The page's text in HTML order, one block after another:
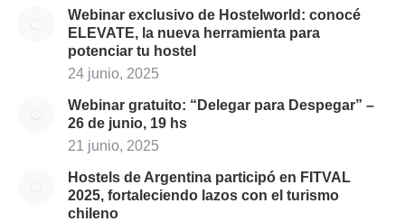
Webinar exclusivo de Hostelworld: conocé
ELEVATE, la nueva herramienta para
potenciar tu hostel
24 junio, 2025
Webinar gratuito: “Delegar para Despegar” –
26 de junio, 19 hs
21 junio, 2025
Hostels de Argentina participó en FITVAL
2025, fortaleciendo lazos con el turismo
chileno